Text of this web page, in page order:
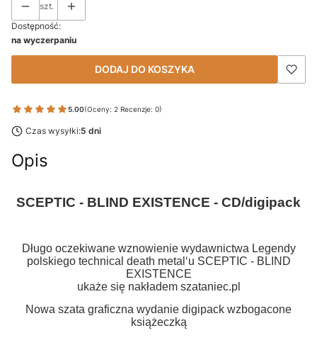
szt.
Dostępność:
na wyczerpaniu
DODAJ DO KOSZYKA
5.00(Oceny: 2 Recenzje: 0)
Czas wysyłki:5 dni
Opis
SCEPTIC - BLIND EXISTENCE - CD/digipack
Długo oczekiwane wznowienie wydawnictwa Legendy
polskiego technical death metal‘u SCEPTIC - BLIND
EXISTENCE
ukaże się nakładem szataniec.pl
Nowa szata graficzna wydanie digipack wzbogacone
książeczką